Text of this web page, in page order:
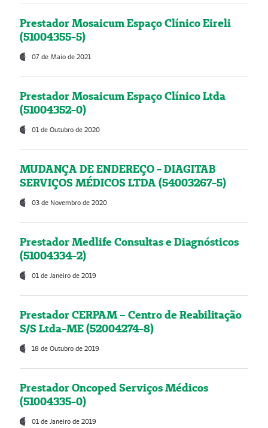
Prestador Mosaicum Espaço Clínico Eireli
(51004355-5)
07 de Maio de 2021
Prestador Mosaicum Espaço Clínico Ltda
(51004352-0)
01 de Outubro de 2020
MUDANÇA DE ENDEREÇO - DIAGITAB
SERVIÇOS MÉDICOS LTDA (54003267-5)
03 de Novembro de 2020
Prestador Medlife Consultas e Diagnósticos
(51004334-2)
01 de Janeiro de 2019
Prestador CERPAM – Centro de Reabilitação
S/S Ltda-ME (52004274-8)
18 de Outubro de 2019
Prestador Oncoped Serviços Médicos
(51004335-0)
01 de Janeiro de 2019